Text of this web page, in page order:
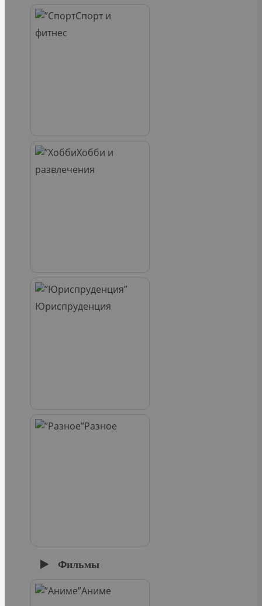
Спорт и
фитнес
Хобби и
развлечения
Юриспруденция
Разное
Фильмы
Аниме